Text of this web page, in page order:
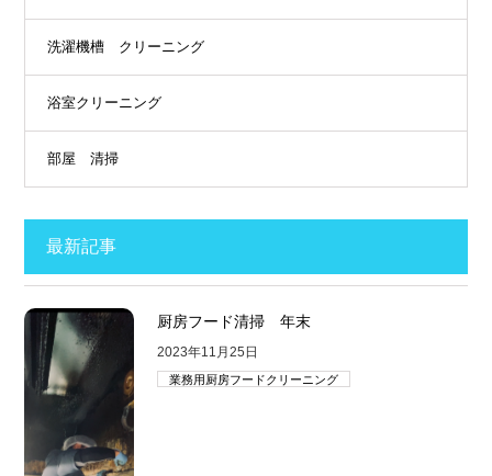
洗濯機槽 クリーニング
浴室クリーニング
部屋 清掃
最新記事
厨房フード清掃 年末
2023年11月25日
業務用厨房フードクリーニング